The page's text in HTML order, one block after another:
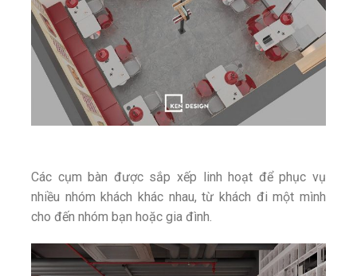
Các cụm bàn được sắp xếp linh hoạt để phục vụ
nhiều nhóm khách khác nhau, từ khách đi một mình
cho đến nhóm bạn hoặc gia đình.